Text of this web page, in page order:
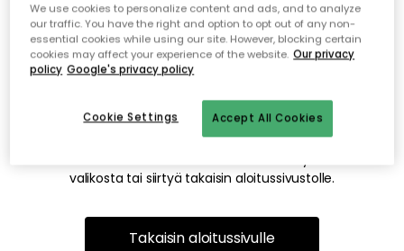
Emme valitettavasti löydä
etsimääsi sivua
Tämä voi johtua siitä, että sivua ei enää ole tai siitä, että se
on siirretty muualle. Pahoittelemme tästä mahdollisesti
valikosta tai siirtyä takaisin aloitussivustolle.
Takaisin aloitussivulle
We use cookies to personalize content and ads, and to analyze
our traffic. You have the right and option to opt out of any non-
essential cookies while using our site. However, blocking certain
cookies may affect your experience of the website. Our privacy
policy Google's privacy policy
Accept All Cookies
Cookie Settings